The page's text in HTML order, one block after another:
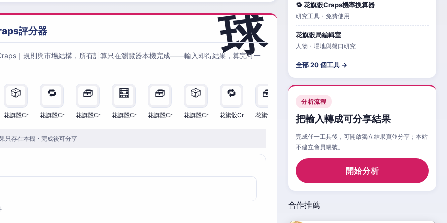
評分器
｜規則與市場結構，所有計算只在瀏覽器本機完成——輸入即得結果，算完可一
🎲
花旗骰Cr
🔁
花旗骰Cr
🧰
花旗骰Cr
🧮
花旗骰Cr
🧰
花旗骰Cr
🎲
花旗骰Cr
🔁
花旗骰Cr
🧰
花旗骰Cr
🧮
花旗骰Cr 花旗骰Cr 花旗骰Cr
只存在本機・完成後可分享
🔁 花旗骰Craps機率換算器
研究工具・免費使用
花旗骰局編輯室
人物・場地與盤口研究
全部 20 個工具 →
分析流程
把輸入轉成可分享結果
完成任一工具後，可開啟獨立結果頁並分享；本站
不建立會員帳號。
開始分析
合作推薦